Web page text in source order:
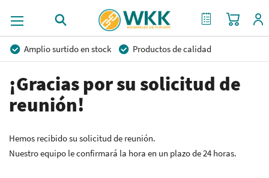
Mi cesta
Mi Cotización
Amplio surtido en stock
Productos de calidad
Asesoramiento personal
Más de 40 años de experiencia
Posibilidad de crear marca privada
¡Gracias por su solicitud de
reunión!
Hemos recibido su solicitud de reunión.
Nuestro equipo le confirmará la hora en un plazo de 24 horas.